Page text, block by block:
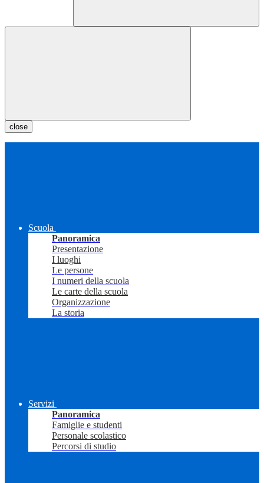
close
Scuola
Panoramica
Presentazione
I luoghi
Le persone
I numeri della scuola
Le carte della scuola
Organizzazione
La storia
Servizi
Panoramica
Famiglie e studenti
Personale scolastico
Percorsi di studio